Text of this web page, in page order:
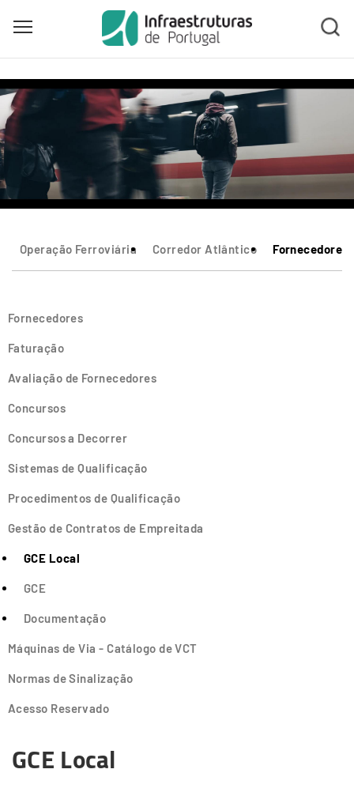
Skip
to
main
content
Toggle main menu visibility
Operação Ferroviária Corredor Atlântico Fornecedores
Fornecedores
Faturação
Avaliação de Fornecedores
Concursos
Concursos a Decorrer
Sistemas de Qualificação
Procedimentos de Qualificação
Gestão de Contratos de Empreitada
GCE Local
GCE
Documentação
Máquinas de Via - Catálogo de VCT
Normas de Sinalização
Acesso Reservado
GCE Local